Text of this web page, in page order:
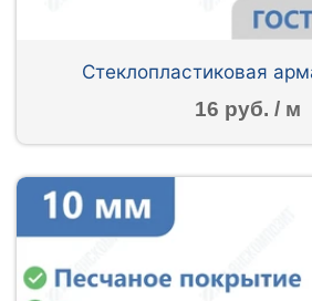
Стеклопластиковая
16 руб. / м